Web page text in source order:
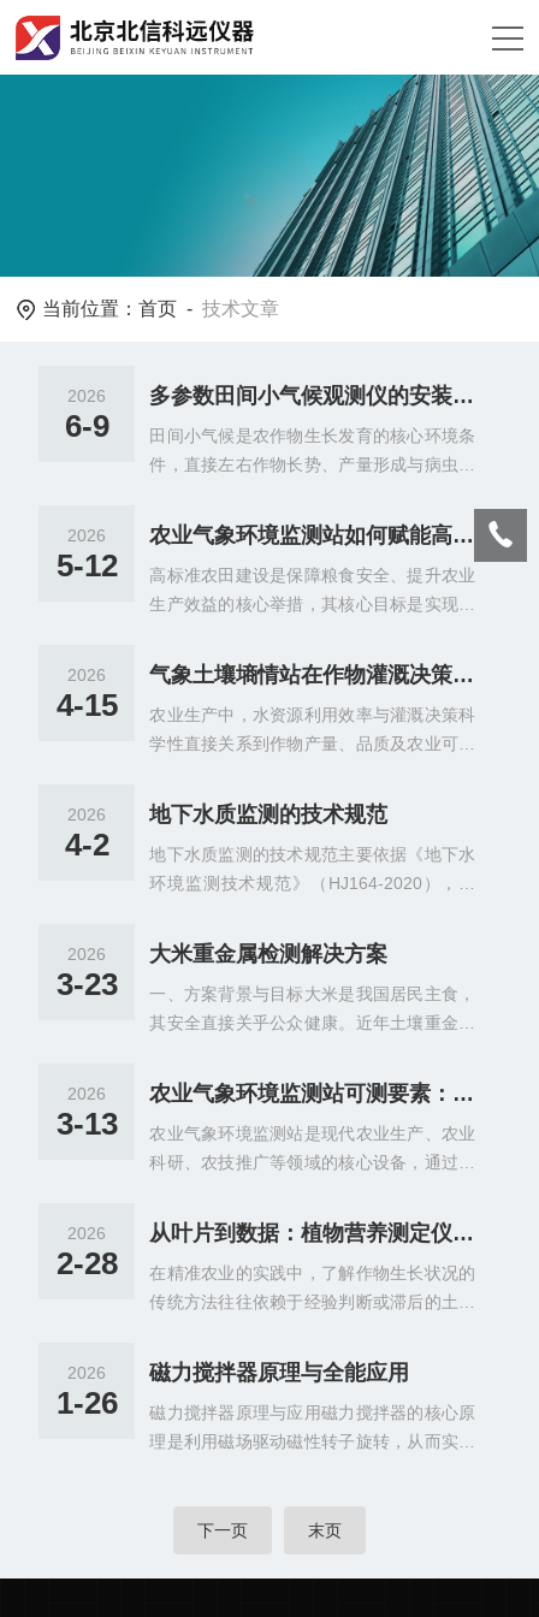
当前位置：首页 -技术文章
2026
6-9
多参数田间小气候观测仪的安装位置对测量结果有什么影响？
田间小气候是农作物生长发育的核心环境条
件，直接左右作物长势、产量形成与病虫害
捕捉田间微环境变化、支撑科学农事管理的
重要设备，其测量数据的准确性、代表性和
稳定性，不仅取决于设备本身的运行状态，
更与安装位置密切相关。不合理的安装位置
整体气候状况，进而误导灌溉、通风、防灾
果的影响规律，规范设备布设方式，是保障
田间气候监测工作科学有效的基础前提。场
2026
5-12
农业气象环境监测站如何赋能高标准农田实现精准灌溉与施肥决策
高标准农田建设是保障粮食安全、提升农业
生产效益的核心举措，其核心目标是实现集
浪费、肥料滥用等难题。农业气象环境监测
站作为田间“气象哨兵”，通过实时捕捉农田
气象、土壤等关键数据，为精准灌溉与科学
施肥提供可靠支撑，推动高标准农田从“靠经
产、提质的多重效益。农业气象环境监测站
破解水资源利用效率偏低的痛点。传统灌溉
多依赖农户经验，常出现大水漫灌、灌溉时
2026
4-15
气象土壤墒情站在作物灌溉决策与节水管理中的应用
农业生产中，水资源利用效率与灌溉决策科
学性直接关系到作物产量、品质及农业可持
断，易出现“浇水靠猜、施肥靠蒙”的问题，
不仅造成水资源严重浪费，还可能因灌溉不
当导致作物烂根、减产或土壤盐渍化。气象
土壤墒情站的推广应用，实现了土壤墒情与
科学依据，成为推进节水农业、优化水资源
值的在于精准捕捉土壤与气象关键数据，打
破传统经验灌溉的局限。该设备通过多层传
2026
4-2
地下水质监测的技术规范
地下水质监测的技术规范主要依据《地下水
环境监测技术规范》（HJ164-2020），该
规定。以下是其主要内容：适用范围：适用
于区域层面、饮用水水源保护区和补给区、
污染源及周边等区域的地下水环境的长期监
测，其他形式的地下水环境监测可参照执
测区域内的地下水环境质量状况，且不宜变
向为主与垂直地下水流向为辅相结合布设监
测点；存在多个含水层时，监测井应为层位
2026
3-23
大米重金属检测解决方案​
一、方案背景与目标大米是我国居民主食，
其安全直接关乎公众健康。近年土壤重金属
（Pb）、汞（Hg）、砷（As）等超标风
险。这些重金属进入人体后会累积，损害
肝、肾、神经系统，甚至诱发癌症。本方案
旨在构建科学、高效、精准的全流程检测体
米重金属污染情况，为企业质量控制、监管
保障饮食安全、规范市场秩序。二、检测前
准备（一）目标与范围依据《食品安全国家
2026
3-13
农业气象环境监测站可测要素：温湿度、光照、雨量、风速风向监测介绍
农业气象环境监测站是现代农业生产、农业
科研、农技推广等领域的核心设备，通过实
植、田间管理、灾害预警提供科学数据支
撑，助力农户合理安排农事活动、优化种植
方案，提升农业生产效率与抗灾能力。其
中，温湿度、光照、雨量、风速风向是监测
作物的生长发育、产量形成与品质提升，本
及对农业生产的实际影响，让大家全面了解
农业气象环境监测站的核心作用。温湿度监
2026
2-28
从叶片到数据：植物营养测定仪的测量原理与技术应用
在精准农业的实践中，了解作物生长状况的
传统方法往往依赖于经验判断或滞后的土壤
时，其生理状态时刻变化，尤其对养分的需
求是动态的。植物营养测定仪的出现，架起
了一座连接植物叶片即时生理状态与可量化
数据之间的桥梁。它能够直接在田间对活体
于如何将叶片的生理信息转化为可靠的数
2026
1-26
磁力搅拌器原理与全能应用
磁力搅拌器原理与应用磁力搅拌器的核心原
理是利用磁场驱动磁性转子旋转，从而实现
工作原理磁力搅拌器通过“磁场驱动+温度控
下一页 末页